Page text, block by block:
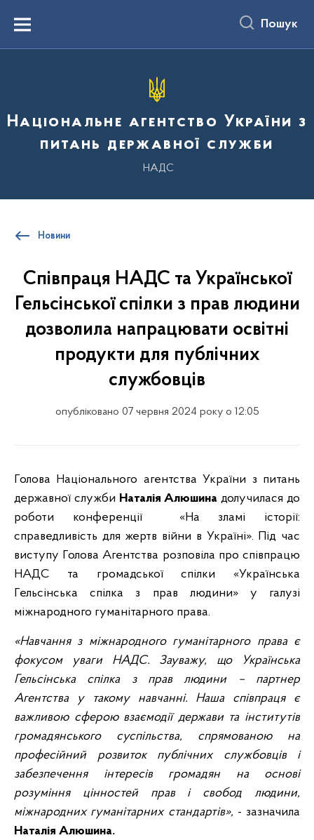
вмістуMenu Пошук
Національне агентство України з
питань державної служби
НАДС
Новини
Співпраця НАДС та Української
Гельсінської спілки з прав людини
дозволила напрацювати освітні
продукти для публічних
службовців
опубліковано 07 червня 2024 року о 12:05
Голова Національного агентства України з питань
державної служби Наталія Алюшина долучилася до
роботи конференції «На зламі історії:
справедливість для жертв війни в Україні». Під час
виступу Голова Агентства розповіла про співпрацю
НАДС та громадської спілки «Українська
Гельсінська спілка з прав людини» у галузі
міжнародного гуманітарного права.
«Навчання з міжнародного гуманітарного права є
фокусом уваги НАДС. Зауважу, що Українська
Гельсінська спілка з прав людини – партнер
Агентства у такому навчанні. Наша співпраця є
важливою сферою взаємодії держави та інститутів
громадянського суспільства, спрямованою на
професійний розвиток публічних службовців і
забезпечення інтересів громадян на основі
розуміння цінностей прав і свобод людини,
міжнародних гуманітарних стандартів», - зазначила
Наталія Алюшина.